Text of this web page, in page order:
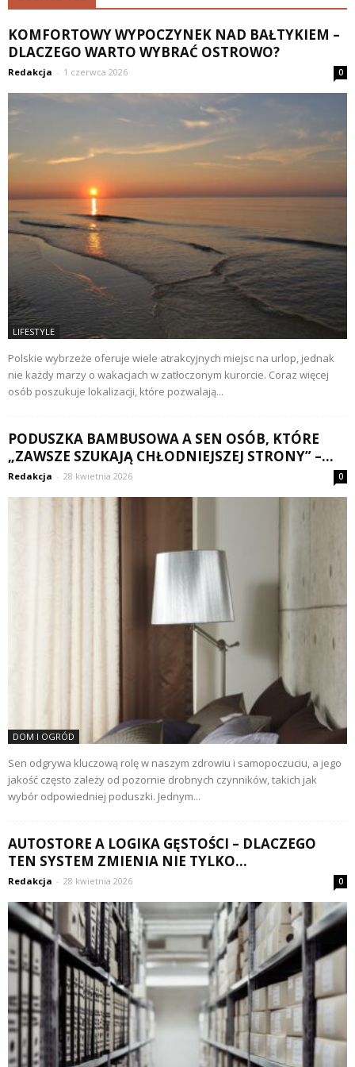
KOMFORTOWY WYPOCZYNEK NAD BAŁTYKIEM –
DLACZEGO WARTO WYBRAĆ OSTROWO?
Redakcja - 1 czerwca 2026 0
LIFESTYLE
Polskie wybrzeże oferuje wiele atrakcyjnych miejsc na urlop, jednak
nie każdy marzy o wakacjach w zatłoczonym kurorcie. Coraz więcej
osób poszukuje lokalizacji, które pozwalają...
PODUSZKA BAMBUSOWA A SEN OSÓB, KTÓRE
„ZAWSZE SZUKAJĄ CHŁODNIEJSZEJ STRONY” –...
Redakcja - 28 kwietnia 2026 0
DOM I OGRÓD
Sen odgrywa kluczową rolę w naszym zdrowiu i samopoczuciu, a jego
jakość często zależy od pozornie drobnych czynników, takich jak
wybór odpowiedniej poduszki. Jednym...
AUTOSTORE A LOGIKA GĘSTOŚCI – DLACZEGO
TEN SYSTEM ZMIENIA NIE TYLKO...
Redakcja - 28 kwietnia 2026 0